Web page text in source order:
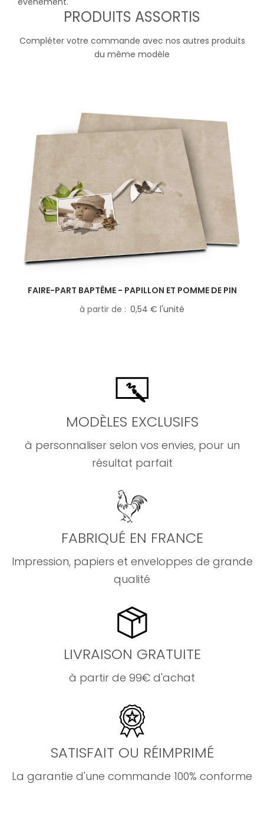
PRODUITS ASSORTIS
Compléter votre commande avec nos autres produits
du même modèle
FAIRE-PART BAPTÊME - PAPILLON ET POMME DE PIN
à partir de
0,54 € l'unité
MODÈLES EXCLUSIFS
à personnaliser selon vos envies, pour un
résultat parfait
FABRIQUÉ EN FRANCE
Impression, papiers et enveloppes de grande
qualité
LIVRAISON GRATUITE
à partir de 99€ d'achat
SATISFAIT OU RÉIMPRIMÉ
La garantie d'une commande 100% conforme